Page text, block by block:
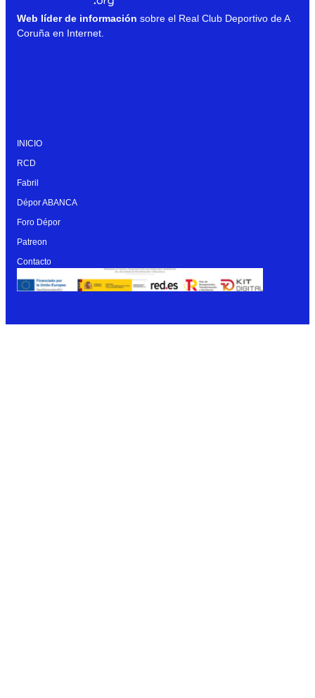
Web líder de información sobre el Real Club Deportivo de A
Coruña en Internet.
INICIO
RCD
Fabril
Dépor ABANCA
Foro Dépor
Patreon
Contacto